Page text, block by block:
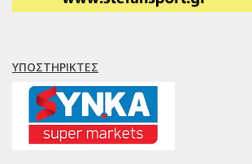
ΥΠΟΣΤΗΡΙΚΤΈΣ